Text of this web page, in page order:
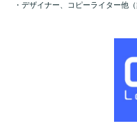
・デザイナー、コピーライター他（